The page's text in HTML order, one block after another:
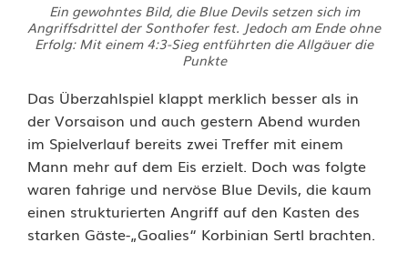
r
a
g
e
f
ü
Ein gewohntes Bild, die Blue Devils setzen sich im
Angriffsdrittel der Sonthofer fest. Jedoch am Ende ohne
Erfolg: Mit einem 4:3-Sieg entführten die Allgäuer die
Punkte
Das Überzahlspiel klappt merklich besser als in
der Vorsaison und auch gestern Abend wurden
im Spielverlauf bereits zwei Treffer mit einem
Mann mehr auf dem Eis erzielt. Doch was folgte
waren fahrige und nervöse Blue Devils, die kaum
einen strukturierten Angriff auf den Kasten des
starken Gäste-„Goalies“ Korbinian Sertl brachten.